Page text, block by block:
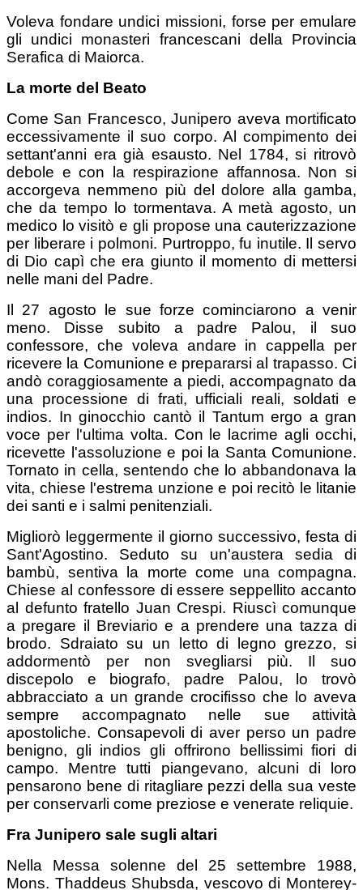
Voleva fondare undici missioni, forse per emulare
gli undici monasteri francescani della Provincia
Serafica di Maiorca.
La morte del Beato
Come San Francesco, Junipero aveva mortificato
eccessivamente il suo corpo. Al compimento dei
settant'anni era già esausto. Nel 1784, si ritrovò
debole e con la respirazione affannosa. Non si
accorgeva nemmeno più del dolore alla gamba,
che da tempo lo tormentava. A metà agosto, un
medico lo visitò e gli propose una cauterizzazione
per liberare i polmoni. Purtroppo, fu inutile. Il servo
di Dio capì che era giunto il momento di mettersi
nelle mani del Padre.
Il 27 agosto le sue forze cominciarono a venir
meno. Disse subito a padre Palou, il suo
confessore, che voleva andare in cappella per
ricevere la Comunione e prepararsi al trapasso. Ci
andò coraggiosamente a piedi, accompagnato da
una processione di frati, ufficiali reali, soldati e
indios. In ginocchio cantò il Tantum ergo a gran
voce per l'ultima volta. Con le lacrime agli occhi,
ricevette l'assoluzione e poi la Santa Comunione.
Tornato in cella, sentendo che lo abbandonava la
vita, chiese l'estrema unzione e poi recitò le litanie
dei santi e i salmi penitenziali.
Migliorò leggermente il giorno successivo, festa di
Sant'Agostino. Seduto su un'austera sedia di
bambù, sentiva la morte come una compagna.
Chiese al confessore di essere seppellito accanto
al defunto fratello Juan Crespi. Riuscì comunque
a pregare il Breviario e a prendere una tazza di
brodo. Sdraiato su un letto di legno grezzo, si
addormentò per non svegliarsi più. Il suo
discepolo e biografo, padre Palou, lo trovò
abbracciato a un grande crocifisso che lo aveva
sempre accompagnato nelle sue attività
apostoliche. Consapevoli di aver perso un padre
benigno, gli indios gli offrirono bellissimi fiori di
campo. Mentre tutti piangevano, alcuni di loro
pensarono bene di ritagliare pezzi della sua veste
per conservarli come preziose e venerate reliquie.
Fra Junipero sale sugli altari
Nella Messa solenne del 25 settembre 1988,
Mons. Thaddeus Shubsda, vescovo di Monterey-